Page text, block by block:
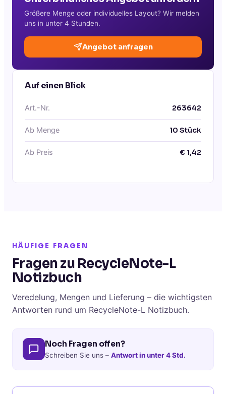
Größere Menge oder individuelles Layout? Wir melden
uns in unter 4 Stunden.
Angebot anfragen
Auf einen Blick
Art.-Nr. 263642
Ab Menge 10 Stück
Ab Preis € 1,42
HÄUFIGE FRAGEN
Fragen zu RecycleNote-L
Notizbuch
Veredelung, Mengen und Lieferung – die wichtigsten
Antworten rund um RecycleNote-L Notizbuch.
Noch Fragen offen?
Schreiben Sie uns – Antwort in unter 4 Std.